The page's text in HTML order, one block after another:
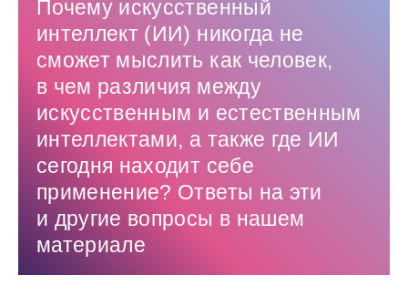
Почему искусственный
интеллект (ИИ) никогда не
сможет мыслить как человек,
в чем различия между
искусственным и естественным
интеллектами, а также где ИИ
сегодня находит себе
применение? Ответы на эти
и другие вопросы в нашем
материале